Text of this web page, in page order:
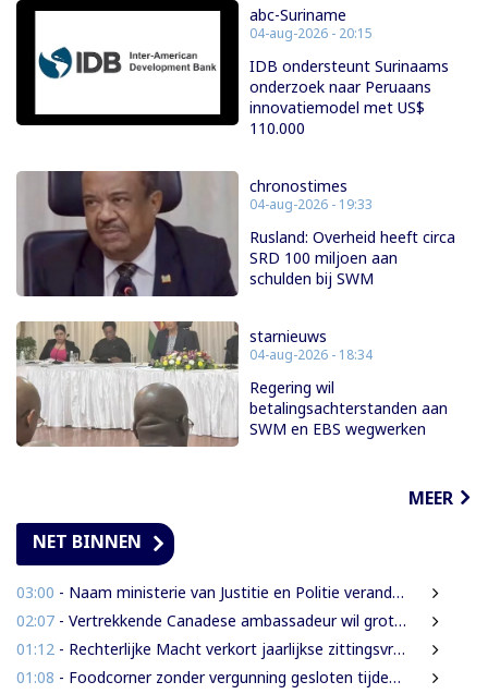
abc-Suriname
04-aug-2026 - 20:15
IDB ondersteunt Surinaams
onderzoek naar Peruaans
innovatiemodel met US$
110.000
chronostimes
04-aug-2026 - 19:33
Rusland: Overheid heeft circa
SRD 100 miljoen aan
schulden bij SWM
starnieuws
04-aug-2026 - 18:34
Regering wil
betalingsachterstanden aan
SWM en EBS wegwerken
MEER
NET BINNEN
03:00 - Naam ministerie van Justitie en Politie verandert naar Justitie en Veiligheid
02:07 - Vertrekkende Canadese ambassadeur wil grotere rol voor Canada in Suriname
01:12 - Rechterlijke Macht verkort jaarlijkse zittingsvrije periode naar één maand
01:08 - Foodcorner zonder vergunning gesloten tijdens derde dag integrale controles